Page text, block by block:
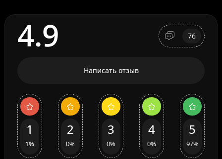
4.9 76
Написать отзыв
1
1%
2
0%
3
0%
4
0%
5
97%